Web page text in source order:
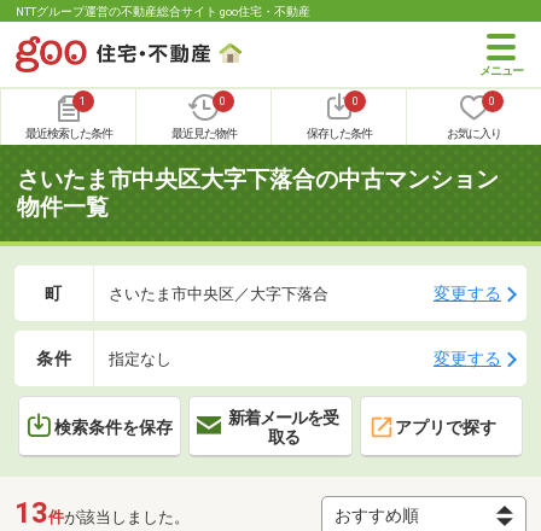
NTTグループ運営の不動産総合サイト goo住宅・不動産
1
最近検索した条件
0
最近見た物件
0
保存した条件
0
お気に入り
さいたま市中央区大字下落合の中古マンション
物件一覧
町 さいたま市中央区／大字下落合 変更する
条件 指定なし 変更する
検索条件を保存
新着メールを受
取る
アプリで探す
13件が該当しました。